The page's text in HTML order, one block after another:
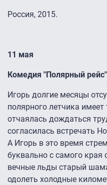
Россия, 2015.
11 мая
Комедия "Полярный рейс"
Игорь долгие месяцы
полярного летчика
отчаялась дождаться
согласилась встречать
А Игорь в это время
буквально с самого края
вечные льды старый
одолеть холодные